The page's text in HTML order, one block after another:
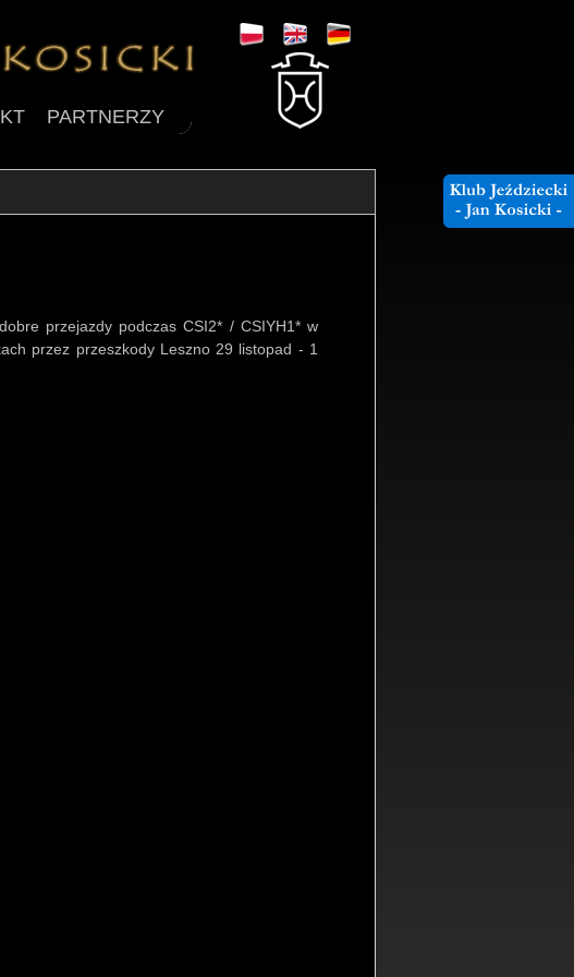
PARTNERZY
przejazdy podczas CSI2* / CSIYH1* w
przez przeszkody Leszno 29 listopad - 1